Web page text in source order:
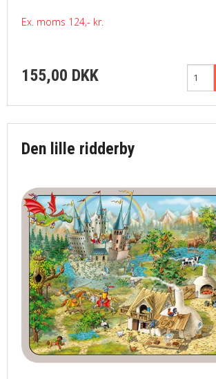
Ex. moms 124,- kr.
155,00 DKK
Den lille ridderby